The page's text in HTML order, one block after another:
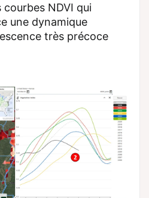
NDVI qui
une dynamique
très précoce